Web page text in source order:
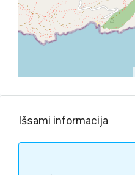
Išsami informacija